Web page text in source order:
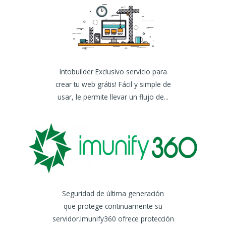
Intobuilder Exclusivo servicio para
crear tu web grátis! Fácil y simple de
usar, le permite llevar un flujo de...
Seguridad de última generación
que protege continuamente su
servidor.Imunify360 ofrece protección